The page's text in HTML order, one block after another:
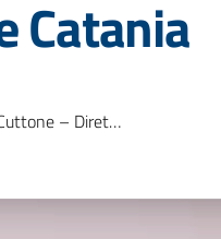
Catania
Istituto nazionale fisica nucleare Catania